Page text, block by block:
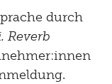
durch
Reverb